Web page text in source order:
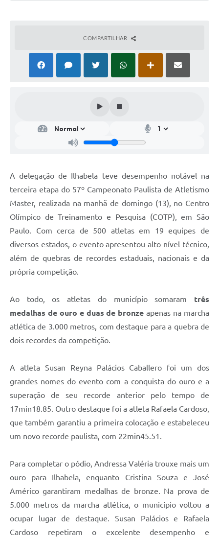
COMPARTILHAR
A delegação de Ilhabela teve desempenho notável na
terceira etapa do 57º Campeonato Paulista de Atletismo
Master, realizada na manhã de domingo (13), no Centro
Olímpico de Treinamento e Pesquisa (COTP), em São
Paulo. Com cerca de 500 atletas em 19 equipes de
diversos estados, o evento apresentou alto nível técnico,
além de quebras de recordes estaduais, nacionais e da
própria competição.
Ao todo, os atletas do município somaram três
medalhas de ouro e duas de bronze apenas na marcha
atlética de 3.000 metros, com destaque para a quebra de
dois recordes da competição.
A atleta Susan Reyna Palácios Caballero foi um dos
grandes nomes do evento com a conquista do ouro e a
superação de seu recorde anterior pelo tempo de
17min18.85. Outro destaque foi a atleta Rafaela Cardoso,
que também garantiu a primeira colocação e estabeleceu
um novo recorde paulista, com 22min45.51.
Para completar o pódio, Andressa Valéria trouxe mais um
ouro para Ilhabela, enquanto Cristina Souza e José
Américo garantiram medalhas de bronze. Na prova de
5.000 metros da marcha atlética, o município voltou a
ocupar lugar de destaque. Susan Palácios e Rafaela
Cardoso repetiram o excelente desempenho e